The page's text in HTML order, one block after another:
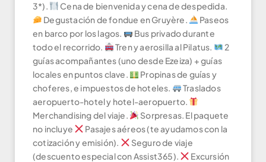
3*).
Cena de bienvenida y cena de despedida.
Degustación de fondue en Gruyère.
Paseos
en barco por los lagos.
Bus privado durante
todo el recorrido.
Tren y aerosilla al Pilatus.
2
guías acompañantes (uno desde Ezeiza) + guías
locales en puntos clave.
Propinas de guías y
choferes, e impuestos de hoteles.
Traslados
aeropuerto-hotel y hotel-aeropuerto.
Merchandising del viaje.
Sorpresas. El paquete
no incluye
Pasajes aéreos (te ayudamos con la
cotización y emisión).
Seguro de viaje
(descuento especial con Assist365).
Excursión